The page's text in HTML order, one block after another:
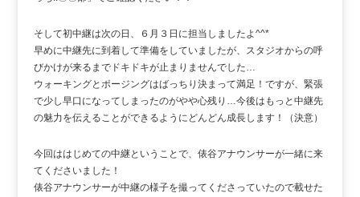
そして初中継は次の日、６月３日に担当しましたよ^^*
早めに中継先に到着して準備をしていましたが、スタジオからの呼
びかけが来るまでドキドキが止まりませんでした…
ウォーキングとポージングはばっちり決まって満足！ですが、緊張
で少し早口になってしまったのがやや心残り…今後はもっと中継先
の魅力を伝えることができるようにどんどん成長します！（決意）
今回ははじめての中継ということで、俵谷アナウンサーが一緒に来
てくださいました！
俵谷アナウンサーが中継の様子を撮ってくださっていたので載せた